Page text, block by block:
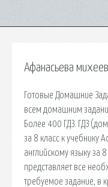
Афанасьева
Готовые Домашние
всем домашним
Более 400 ГДЗ. ГДЗ
за 8 класс к учебнику
английскому языку за
представляет все
требуемое задание, в